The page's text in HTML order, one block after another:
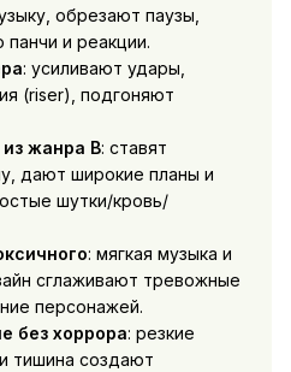
обрезают паузы,
и реакции.
: усиливают удары,
(riser), подгоняют
жанра B: ставят
дают широкие планы и
шутки/кровь/
: мягкая музыка и
сглаживают тревожные
персонажей.
без хоррора: резкие
тишина создают